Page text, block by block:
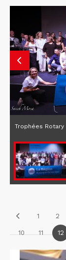
Trophées Rotary
1 2
10 11 12